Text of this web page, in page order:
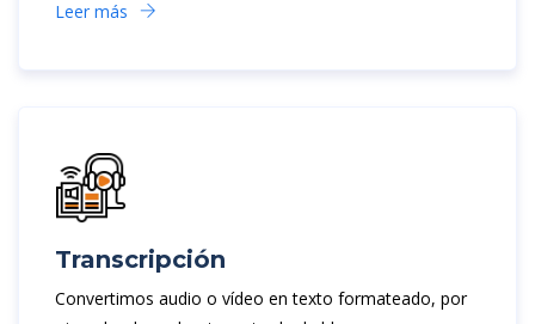
Leer más
Transcripción
Convertimos audio o vídeo en texto formateado, por